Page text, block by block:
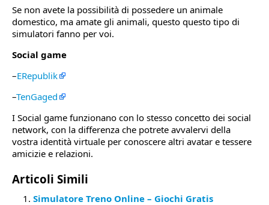
Se non avete la possibilità di possedere un animale
domestico, ma amate gli animali, questo questo tipo di
simulatori fanno per voi.
Social game
–ERepublik
–TenGaged
I Social game funzionano con lo stesso concetto dei social
network, con la differenza che potrete avvalervi della
vostra identità virtuale per conoscere altri avatar e tessere
amicizie e relazioni.
Articoli Simili
Simulatore Treno Online – Giochi Gratis